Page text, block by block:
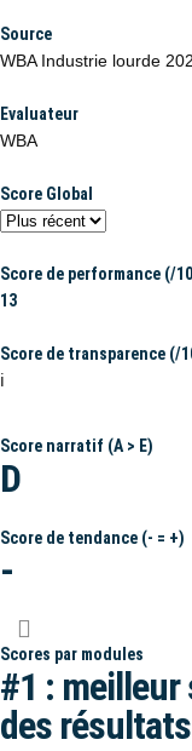
Source
WBA Industrie lourde
Evaluateur
WBA
Score Global
Score de performance (/
13
Score de transparence (/
ℹ️
Score narratif (A > E)
D
Score de tendance (- = +)
-
Scores par modules
#1 : meilleur
des résultats